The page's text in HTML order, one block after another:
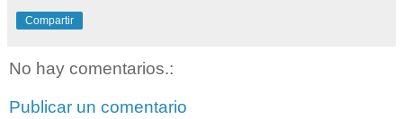
Compartir
No hay comentarios.:
Publicar un comentario